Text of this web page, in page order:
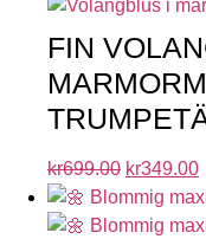
FIN
kr699.00 kr349.00